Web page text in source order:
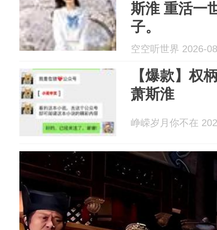
斯淮 重活一
子。
空空听世界 2026-
【爆款】权
萧斯淮
峥嵘岁月你不在